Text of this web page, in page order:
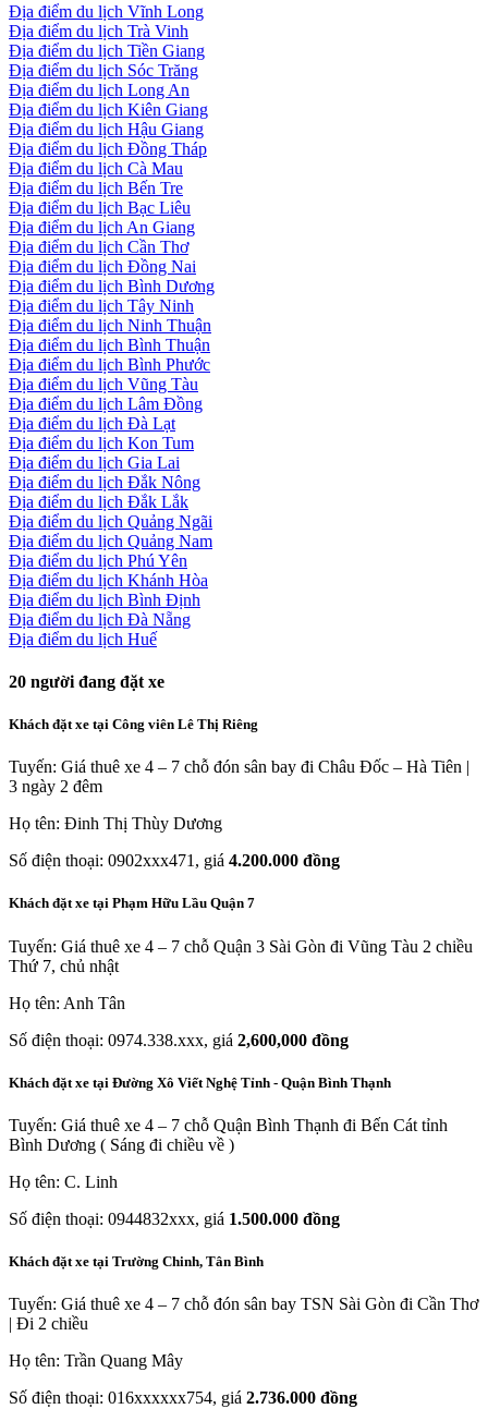
Địa điểm du lịch Vĩnh Long
Địa điểm du lịch Trà Vinh
Địa điểm du lịch Tiền Giang
Địa điểm du lịch Sóc Trăng
Địa điểm du lịch Long An
Địa điểm du lịch Kiên Giang
Địa điểm du lịch Hậu Giang
Địa điểm du lịch Đồng Tháp
Địa điểm du lịch Cà Mau
Địa điểm du lịch Bến Tre
Địa điểm du lịch Bạc Liêu
Địa điểm du lịch An Giang
Địa điểm du lịch Cần Thơ
Địa điểm du lịch Đồng Nai
Địa điểm du lịch Bình Dương
Địa điểm du lịch Tây Ninh
Địa điểm du lịch Ninh Thuận
Địa điểm du lịch Bình Thuận
Địa điểm du lịch Bình Phước
Địa điểm du lịch Vũng Tàu
Địa điểm du lịch Lâm Đồng
Địa điểm du lịch Đà Lạt
Địa điểm du lịch Kon Tum
Địa điểm du lịch Gia Lai
Địa điểm du lịch Đắk Nông
Địa điểm du lịch Đắk Lắk
Địa điểm du lịch Quảng Ngãi
Địa điểm du lịch Quảng Nam
Địa điểm du lịch Phú Yên
Địa điểm du lịch Khánh Hòa
Địa điểm du lịch Bình Định
Địa điểm du lịch Đà Nẵng
Địa điểm du lịch Huế
20 người đang đặt xe
Khách đặt xe tại Công viên Lê Thị Riêng
Tuyến: Giá thuê xe 4 – 7 chỗ đón sân bay đi Châu Đốc – Hà Tiên |
3 ngày 2 đêm
Họ tên: Đinh Thị Thùy Dương
Số điện thoại: 0902xxx471, giá 4.200.000 đồng
Khách đặt xe tại Phạm Hữu Lầu Quận 7
Tuyến: Giá thuê xe 4 – 7 chỗ Quận 3 Sài Gòn đi Vũng Tàu 2 chiều
Thứ 7, chủ nhật
Họ tên: Anh Tân
Số điện thoại: 0974.338.xxx, giá 2,600,000 đồng
Khách đặt xe tại Đường Xô Viết Nghệ Tỉnh - Quận Bình Thạnh
Tuyến: Giá thuê xe 4 – 7 chỗ Quận Bình Thạnh đi Bến Cát tỉnh
Bình Dương ( Sáng đi chiều về )
Họ tên: C. Linh
Số điện thoại: 0944832xxx, giá 1.500.000 đồng
Khách đặt xe tại Trường Chinh, Tân Bình
Tuyến: Giá thuê xe 4 – 7 chỗ đón sân bay TSN Sài Gòn đi Cần Thơ
| Đi 2 chiều
Họ tên: Trần Quang Mây
Số điện thoại: 016xxxxxx754, giá 2.736.000 đồng